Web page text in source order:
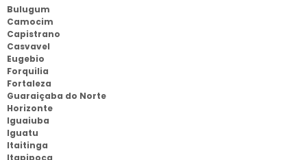
Bulugum
Camocim
Capistrano
Casvavel
Eugebio
Forquilia
Fortaleza
Guaraiçaba do Norte
Horizonte
Iguaiuba
Iguatu
Itaitinga
Itapipoca